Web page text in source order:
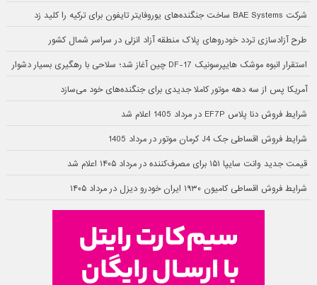
شرکت BAE Systems ساخت جنگنده‌های یوروفایتر تایفون برای ترکیه را کلید زد
طرح آزادسازی تردد خودروهای پلاک منطقه آزاد انزلی در سراسر شمال کشور
استقرار انبوه موشک هایپرسونیک DF-17 چین آغاز شد؛ سلاحی با رهگیری بسیار دشوار
آمریکا پس از سه دهه موتور کاملا جدیدی برای جنگنده‌های خود می‌سازد
شرایط فروش دنا پلاس EF7P در مرداد 1405 اعلام شد
شرایط فروش اقساطی جک J4 کرمان موتور در مرداد 1405
قیمت جدید وانت سایپا ۱۵۱ برای مصرف‌کننده در مرداد ۱۴۰۵ اعلام شد
شرایط فروش اقساطی کامیون ۱۹۳۰ ایران خودرو دیزل در مرداد ۱۴۰۵